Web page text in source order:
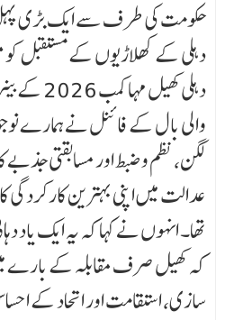
حکومت کی طرف سے ایک بڑی
دہلی کے کھلاڑیوں کے مستقبل کو
دہلی
والی بال کے فائنل نے ہمارے
لگن، نظم و ضبط اور مسابقتی جذبے
عدالت میں اپنی بہترین کارکردگی
تھا۔ انہوں نے کہا کہ یہ ایک یاد
کہ کھیل صرف مقابلہ کے بارے
سازی، استقامت اور اتحاد کے